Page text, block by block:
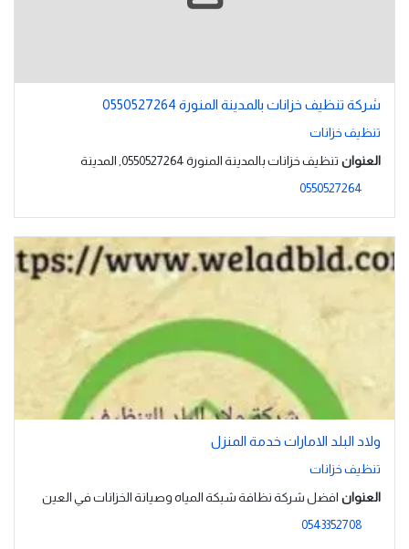
شركة تنظيف خزانات بالمدينة المنورة 0550527264
تنظيف خزانات
العنوان تنظيف خزانات بالمدينة المنورة 0550527264, المدينة
0550527264
ولاد البلد الامارات خدمة المنزل
تنظيف خزانات
العنوان افضل شركة نظافة شبكة المياه وصيانة الخزانات في العين
0543352708